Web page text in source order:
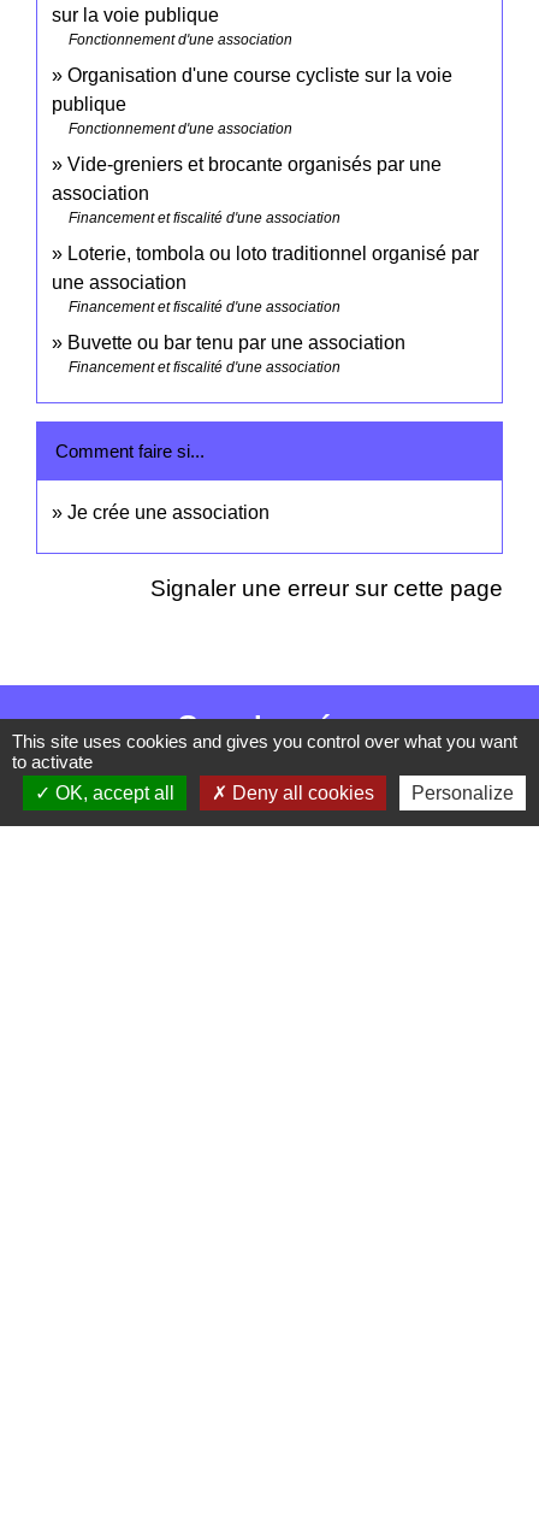
sur la voie publique
Fonctionnement d'une association
Organisation d'une course cycliste sur la voie
publique
Fonctionnement d'une association
Vide-greniers et brocante organisés par une
association
Financement et fiscalité d'une association
Loterie, tombola ou loto traditionnel organisé par
une association
Financement et fiscalité d'une association
Buvette ou bar tenu par une association
Financement et fiscalité d'une association
Comment faire si...
Je crée une association
Signaler une erreur sur cette page
Coordonnées
Commune de Barzan
5 Route de la Treille
This site uses cookies and gives you control over what you want
to activate
OK, accept all
Deny all cookies Personalize